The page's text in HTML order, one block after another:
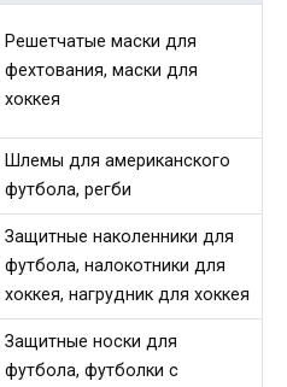
Решетчатые маски для
фехтования, маски для
хоккея
Шлемы для американского
футбола, регби
Защитные наколенники для
футбола, налокотники для
хоккея, нагрудник для хоккея
Защитные носки для
футбола, футболки с